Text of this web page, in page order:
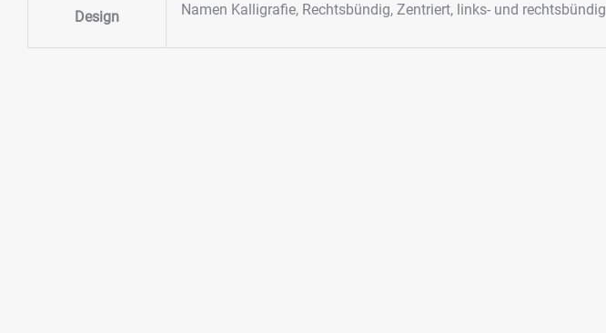
Design Namen Kalligrafie, Rechtsbündig, Zentriert, links- und rechtsbündig